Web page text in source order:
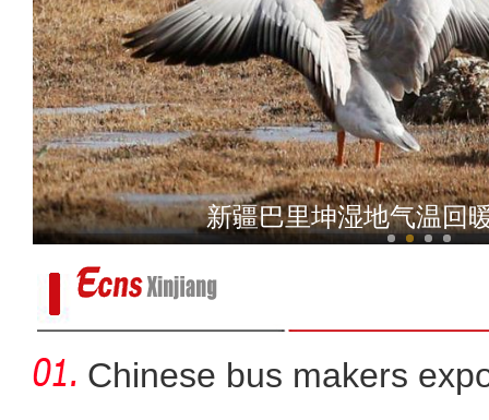
中国移动新疆公司举办“心
新疆巴里坤湿地气温回
Chinese bus makers